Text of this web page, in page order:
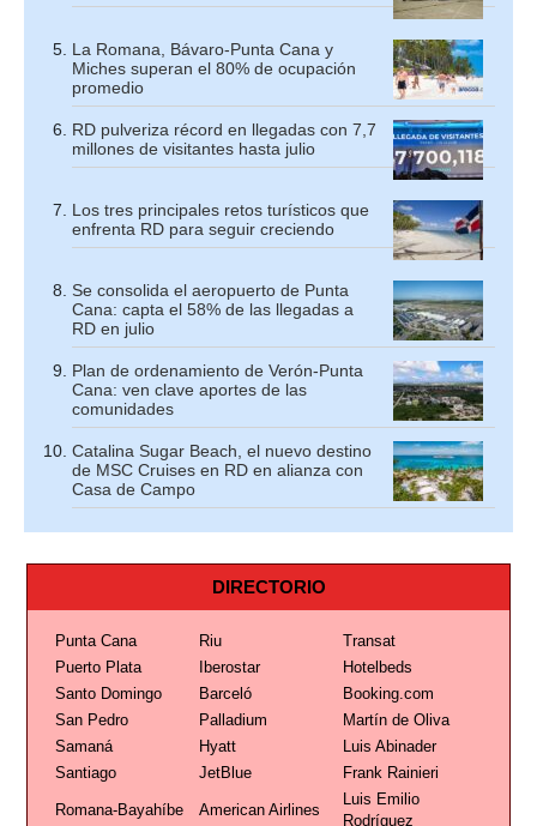
La Romana, Bávaro-Punta Cana y
Miches superan el 80% de ocupación
promedio
RD pulveriza récord en llegadas con 7,7
millones de visitantes hasta julio
Los tres principales retos turísticos que
enfrenta RD para seguir creciendo
Se consolida el aeropuerto de Punta
Cana: capta el 58% de las llegadas a
RD en julio
Plan de ordenamiento de Verón-Punta
Cana: ven clave aportes de las
comunidades
Catalina Sugar Beach, el nuevo destino
de MSC Cruises en RD en alianza con
Casa de Campo
DIRECTORIO
Punta Cana Riu
Transat
Puerto Plata
Iberostar
Hotelbeds
Santo Domingo
Barceló
Booking.com
San Pedro
Palladium
Martín de Oliva
Samaná
Hyatt
Luis Abinader
Santiago
JetBlue Frank Rainieri
Romana-Bayahíbe American Airlines
Luis Emilio
Rodríguez